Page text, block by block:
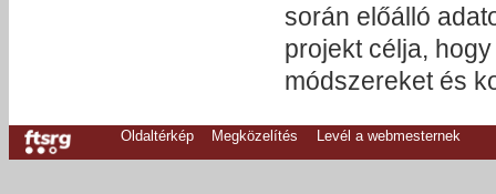
során előálló
projekt célja,
módszereket és
Oldaltérkép Megközelítés Levél a webmesternek